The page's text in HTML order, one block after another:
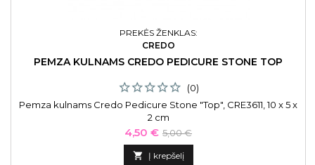
PREKĖS ŽENKLAS:
CREDO
PEMZA KULNAMS CREDO PEDICURE STONE TOP
(0)
Pemza kulnams Credo Pedicure Stone "Top", CRE3611, 10 x 5 x
2 cm
Kaina
4,50 € Bazinė
kaina
5,00 €
 Į krepšelį